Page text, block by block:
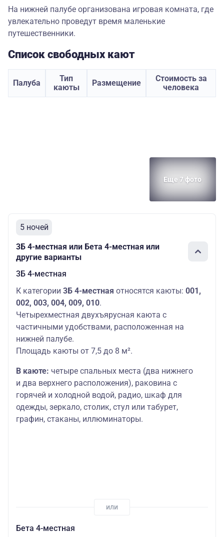
На нижней палубе организована игровая комната, где
увлекательно проведут время маленькие
путешественники.
Список свободных кают
Палуба
Тип
каюты
Размещение
Стоимость за
человека
Еще 7 фото
5 ночей
3Б 4-местная или Бета 4-местная или
другие варианты
3Б 4-местная
К категории 3Б 4-местная относятся каюты: 001,
002, 003, 004, 009, 010.
Четырехместная двухъярусная каюта с
частичными удобствами, расположенная на
нижней палубе.
Площадь каюты от 7,5 до 8 м².
В каюте: четыре спальных места (два нижнего
и два верхнего расположения), раковина с
горячей и холодной водой, радио, шкаф для
одежды, зеркало, столик, стул или табурет,
графин, стаканы, иллюминаторы.
Бета 4-местная